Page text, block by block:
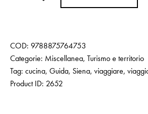
COD: 9788875764753
Categorie: Miscellanea, Turismo e territorio
Tag: cucina, Guida, Siena, viaggiare,
Product ID: 2652